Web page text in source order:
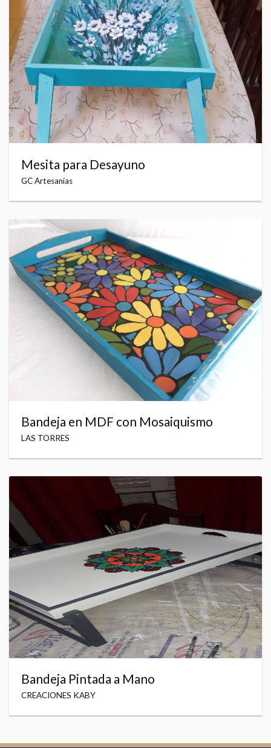
Mesita para Desayuno
GC Artesanías
Bandeja en MDF con Mosaiquismo
LAS TORRES
Bandeja Pintada a Mano
CREACIONES KABY